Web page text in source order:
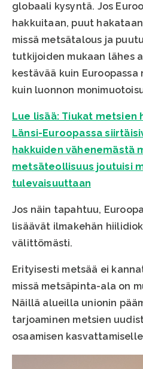
globaali kysyntä. Jos
hakkuitaan, puut
missä metsätalous ja
tutkijoiden mukaan lähes
kestävää kuin
kuin luonnon
Lue lisää: Tiukat
Länsi-Euroopassa
hakkuiden vähenemästä
metsäteollisuus joutuisi
tulevaisuuttaan
Jos näin tapahtuu,
lisäävät ilmakehän
välittömästi.
Erityisesti metsää ei
missä metsäpinta-ala on
Näillä alueilla unionin
tarjoaminen metsien
osaamisen